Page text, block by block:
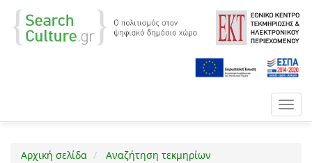
Αρχική σελίδα Αναζήτηση τεκμηρίων